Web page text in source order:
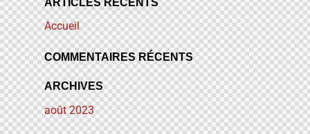
ARTICLES RÉCENTS
Accueil
COMMENTAIRES RÉCENTS
ARCHIVES
août2023